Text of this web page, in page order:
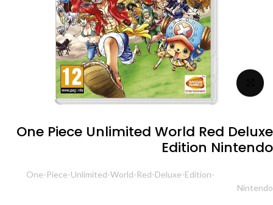
برای بزرگنمایی کلیک کنید
One Piece Unlimited World Red Deluxe
Edition Nintendo
One-Piece-Unlimited-World-Red-Deluxe-Edition-
Nintendo